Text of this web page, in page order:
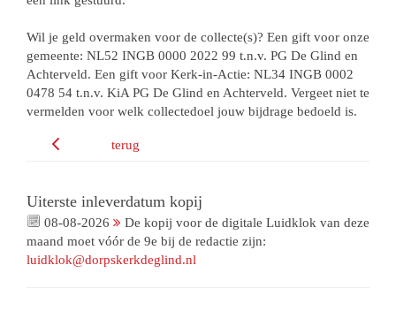
Wil je geld overmaken voor de collecte(s)? Een gift voor onze
gemeente: NL52 INGB 0000 2022 99 t.n.v. PG De Glind en
Achterveld. Een gift voor Kerk-in-Actie: NL34 INGB 0002
0478 54 t.n.v. KiA PG De Glind en Achterveld. Vergeet niet te
vermelden voor welk collectedoel jouw bijdrage bedoeld is.
terug
Uiterste inleverdatum kopij
08-08-2026
De kopij voor de digitale Luidklok van deze
maand moet vóór de 9e bij de redactie zijn:
luidklok@dorpskerkdeglind.nl